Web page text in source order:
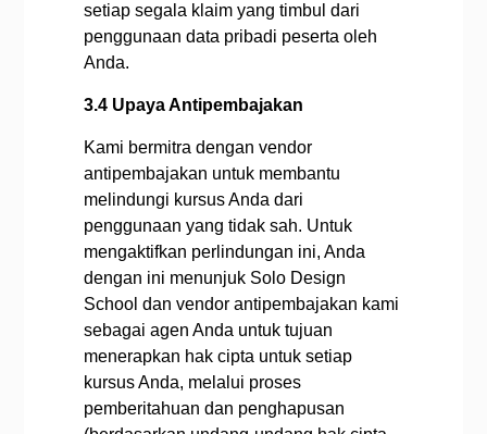
setiap segala klaim yang timbul dari
penggunaan data pribadi peserta oleh
Anda.
3.4 Upaya Antipembajakan
Kami bermitra dengan vendor
antipembajakan untuk membantu
melindungi kursus Anda dari
penggunaan yang tidak sah. Untuk
mengaktifkan perlindungan ini, Anda
dengan ini menunjuk Solo Design
School dan vendor antipembajakan kami
sebagai agen Anda untuk tujuan
menerapkan hak cipta untuk setiap
kursus Anda, melalui proses
pemberitahuan dan penghapusan